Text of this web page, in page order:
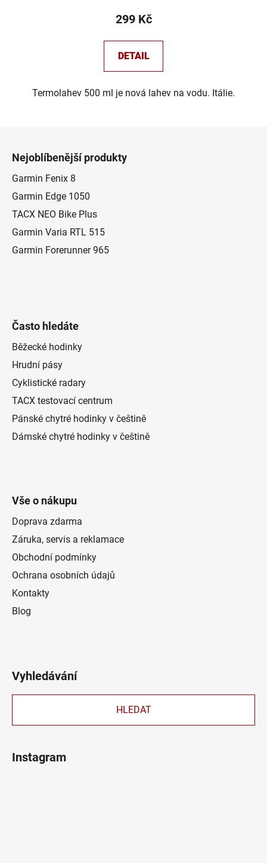
299 Kč
DETAIL
Termolahev 500 ml je nová lahev na vodu. Itálie.
Nejoblíbenější produkty
Garmin Fenix 8
Garmin Edge 1050
TACX NEO Bike Plus
Garmin Varia RTL 515
Garmin Forerunner 965
Často hledáte
Běžecké hodinky
Hrudní pásy
Cyklistické radary
TACX testovací centrum
Pánské chytré hodinky v češtině
Dámské chytré hodinky v češtině
Vše o nákupu
Doprava zdarma
Záruka, servis a reklamace
Obchodní podmínky
Ochrana osobních údajů
Kontakty
Blog
Vyhledávání
HLEDAT
Instagram